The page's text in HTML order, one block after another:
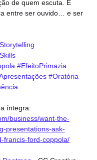
de quem escuta. E
entre ser ouvido… e ser
#EfeitoPrimazia
#Oratória
íntegra:
business/want-the-
presentations-ask-
francis-ford-coppola/